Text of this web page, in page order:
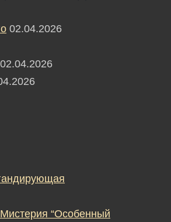
02.04.2026
02.04.2026
“Особенный